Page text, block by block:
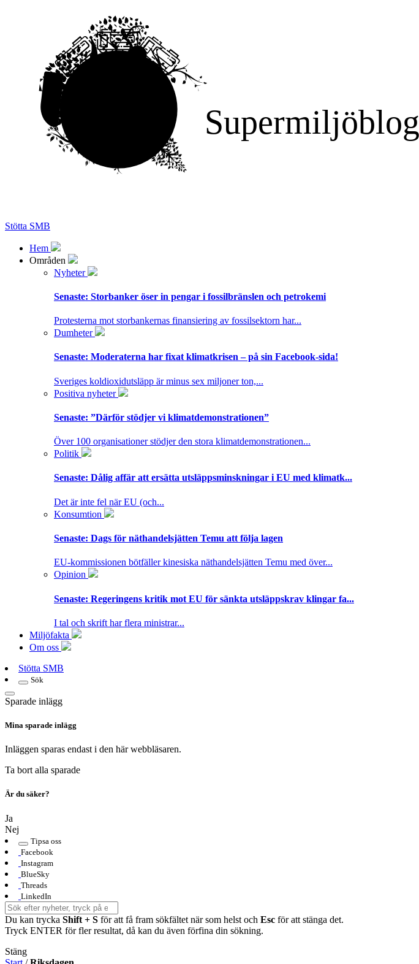
Stötta SMB
Hem
Områden
Nyheter
Senaste: Storbanker öser in pengar i fossilbränslen och petrokemi
Protesterna mot storbankernas finansiering av fossilsektorn har...
Dumheter
Senaste: Moderaterna har fixat klimatkrisen – på sin Facebook-sida!
Sveriges koldioxidutsläpp är minus sex miljoner ton,...
Positiva nyheter
Senaste: ”Därför stödjer vi klimatdemonstrationen”
Över 100 organisationer stödjer den stora klimatdemonstrationen...
Politik
Senaste: Dålig affär att ersätta utsläppsminskningar i EU med klimatk...
Det är inte fel när EU (och...
Konsumtion
Senaste: Dags för näthandelsjätten Temu att följa lagen
EU-kommissionen bötfäller kinesiska näthandelsjätten Temu med över...
Opinion
Senaste: Regeringens kritik mot EU för sänkta utsläppskrav klingar fa...
I tal och skrift har flera ministrar...
Miljöfakta
Om oss
Stötta SMB
Sök
Sparade inlägg
Mina sparade inlägg
Inläggen sparas endast i den här webbläsaren.
Ta bort alla sparade
Är du säker?
Ja
Nej
Tipsa oss
Facebook
Instagram
BlueSky
Threads
LinkedIn
Du kan trycka Shift + S för att få fram sökfältet när som helst och Esc för att stänga det.
Tryck ENTER för fler resultat, då kan du även förfina din sökning.
Stäng